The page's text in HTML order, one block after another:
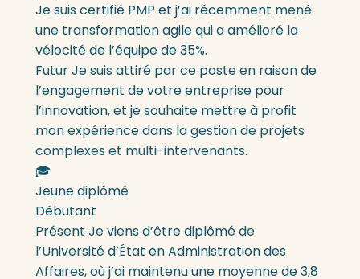
Je suis certifié PMP et j’ai récemment mené
une transformation agile qui a amélioré la
vélocité de l’équipe de 35%.
FuturJe suis attiré par ce poste en raison de
l’engagement de votre entreprise pour
l’innovation, et je souhaite mettre à profit
mon expérience dans la gestion de projets
complexes et multi-intervenants.
🎓
Jeune diplômé
Débutant
Présent Je viens d’être diplômé de
l’Université d’État en Administration des
Affaires, où j’ai maintenu une moyenne de 3,8